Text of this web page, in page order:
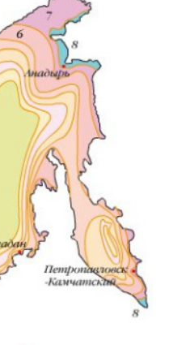
Пермь, г. Пермь, ул.
4
пт 8:00-19:00
opora.ru
777-87-42
Новосибирск, г.
шоссе, 21
пт 8:00-19:00
opora.ru
(800) 777-87-42
Кемерово, г.
ул.
49Б
пт 8:00-19:00
opora.ru
777-87-42
г.
ул.
13
пт 8:00-19:00